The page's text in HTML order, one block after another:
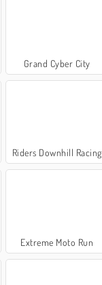
Grand Cyber City
Riders Downhill Racing
Extreme Moto Run